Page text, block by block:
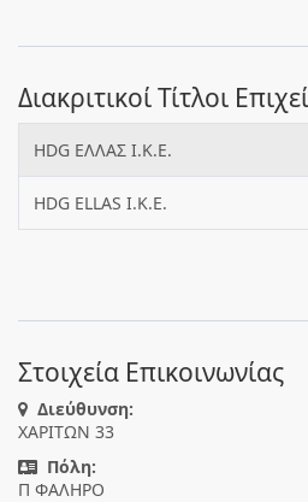
Διακριτικοί Τίτλοι
HDG ΕΛΛΑΣ Ι.Κ.Ε.
HDG ELLAS I.K.E.
Στοιχεία Επικοινωνίας
Διεύθυνση:
ΧΑΡΙΤΩΝ 33
Πόλη:
Π ΦΑΛΗΡΟ